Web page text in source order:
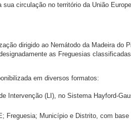
circulação no território da União
dirigido ao Nemátodo da Madeira do
as Freguesias
em diversos formatos:
Intervenção (LI), no Sistema Hayford-
Freguesia; Município e Distrito, com